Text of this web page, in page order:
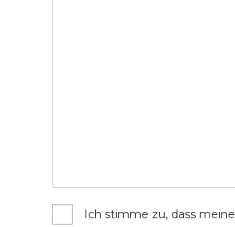
Ich stimme zu, dass meine